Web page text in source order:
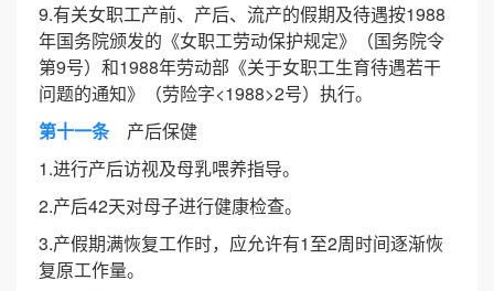
9.有关女职工产前、产后、流产的假期及待遇按1988
年国务院颁发的《女职工劳动保护规定》（国务院令
第9号）和1988年劳动部《关于女职工生育待遇若干
问题的通知》（劳险字<1988>2号）执行。
第十一条产后保健
1.进行产后访视及母乳喂养指导。
2.产后42天对母子进行健康检查。
3.产假期满恢复工作时，应允许有1至2周时间逐渐恢
复原工作量。